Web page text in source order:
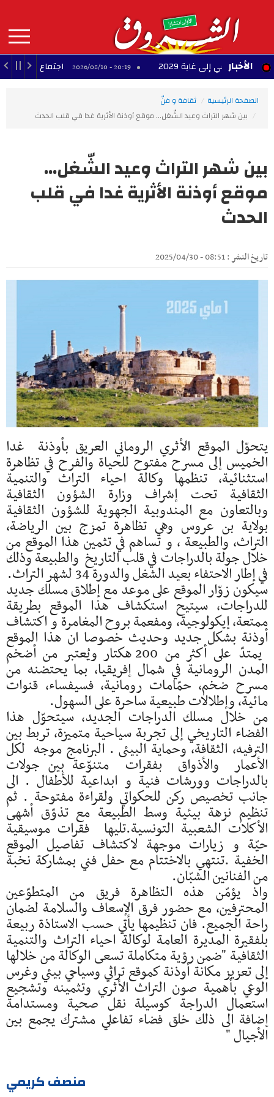
contenu
principal
MAIN
NAVIGATION الأخبار
إلى غاية 2029 20:19 - 2026/08/10 اجتماع لجنة المشاريع
الصفحة الرئيسية
ثقافة و فنّ
بين شهر التراث وعيد الشّغل... موقع أوذنة الأثرية غدا في قلب الحدث
بين شهر التراث وعيد الشّغل...
موقع أوذنة الأثرية غدا في قلب
الحدث
تاريخ النشر : 08:51 - 2025/04/30
يتحوّل الموقع الأثري الروماني العريق بأوذنة غدا
الخميس إلى مسرح مفتوح للحياة والفرح في تظاهرة
استثنائية، تنظمها وكالة احياء التراث والتنمية
الثقافية تحت إشراف وزارة الشؤون الثقافية
وبالتعاون مع المندوبية الجهوية للشؤون الثقافية
بولاية بن عروس وهي تظاهرة تمزج بين الرياضة،
التراث، والطبيعة ، و تساهم في تثمين هذا الموقع من
خلال جولة بالدراجات في قلب التاريخ والطبيعة وذلك
في إطار الاحتفاء بعيد الشغل والدورة 34 لشهر التراث.
سيكون زوّار الموقع على موعد مع إطلاق مسلك جديد
للدراجات، سيتيح استكشاف هذا الموقع بطريقة
ممتعة، إيكولوجية، ومفعمة بروح المغامرة و اكتشاف
أوذنة بشكل جديد وحديث خصوصا ان هذا الموقع
يمتدّ على أكثر من 200 هكتار ويُعتبر من أضخم
المدن الرومانية في شمال إفريقيا، بما يحتضنه من
مسرح ضخم، حمّامات رومانية، فسيفساء، قنوات
مائية، وإطلالات طبيعية ساحرة على السهول.
من خلال مسلك الدراجات الجديد، سيتحوّل هذا
الفضاء التاريخي إلى تجربة سياحية متميزة، تربط بين
الترفيه، الثقافة، وحماية البيئى . البرنامج موجه لكل
الأعمار والأذواق بفقرات متنوّعة بين جولات
بالدراجات وورشات فنية و ابداعية للأطفال . الى
جانب تخصيص ركن للحكواتي ولقراءة مفتوحة . ثم
تنظيم نزهة بيئية وسط الطبيعة مع تذوّق أشهى
الأكلات الشعبية التونسية.تليها فقرات موسيقية
حيّة و زيارات موجهة لاكتشاف تفاصيل الموقع
الخفية .تنتهي بالاختتام مع حفل فني بمشاركة نخبة
من الفنانين الشبّان.
واذ يؤمّن هذه التظاهرة فريق من المتطوّعين
المحترفين، مع حضور فرق الإسعاف والسلامة لضمان
راحة الجميع. فان تنظيمها يأتي حسب الاستاذة ربيعة
بلفقيرة المديرة العامة لوكالة احياء التراث والتنمية
الثقافية "ضمن رؤية متكاملة تسعى الوكالة من خلالها
إلى تعزيز مكانة أوذنة كموقع تراثي وسياحي بيئي وغرس
الوعي بأهمية صون التراث الأثري وتثمينه وتشجيع
استعمال الدراجة كوسيلة نقل صحية ومستدامة
إضافة الى ذلك خلق فضاء تفاعلي مشترك يجمع بين
الأجيال "
منصف كريمي